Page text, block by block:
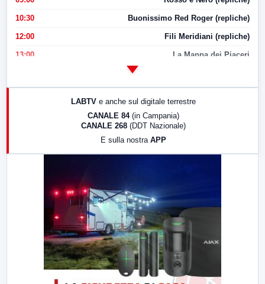
10:30 Buonissimo Red Roger (repliche)
12:00 Fili Meridiani (repliche)
13:00 La Mappa dei Piaceri
17:00 LabNews (replica)
LABTV e anche sul digitale terrestre
CANALE 84 (in Campania)
CANALE 268 (DDT Nazionale)
E sulla nostra APP